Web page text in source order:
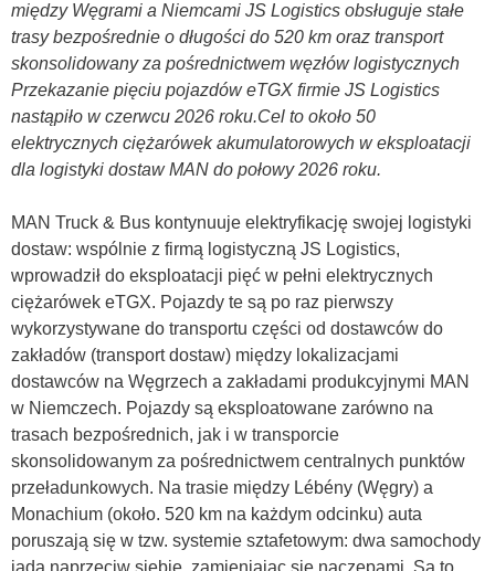
między Węgrami a Niemcami JS Logistics obsługuje stałe
trasy bezpośrednie o długości do 520 km oraz transport
skonsolidowany za pośrednictwem węzłów logistycznych
Przekazanie pięciu pojazdów eTGX firmie JS Logistics
nastąpiło w czerwcu 2026 roku.Cel to około 50
elektrycznych ciężarówek akumulatorowych w eksploatacji
dla logistyki dostaw MAN do połowy 2026 roku.
MAN Truck & Bus kontynuuje elektryfikację swojej logistyki
dostaw: wspólnie z firmą logistyczną JS Logistics,
wprowadził do eksploatacji pięć w pełni elektrycznych
ciężarówek eTGX. Pojazdy te są po raz pierwszy
wykorzystywane do transportu części od dostawców do
zakładów (transport dostaw) między lokalizacjami
dostawców na Węgrzech a zakładami produkcyjnymi MAN
w Niemczech. Pojazdy są eksploatowane zarówno na
trasach bezpośrednich, jak i w transporcie
skonsolidowanym za pośrednictwem centralnych punktów
przeładunkowych. Na trasie między Lébény (Węgry) a
Monachium (około. 520 km na każdym odcinku) auta
poruszają się w tzw. systemie sztafetowym: dwa samochody